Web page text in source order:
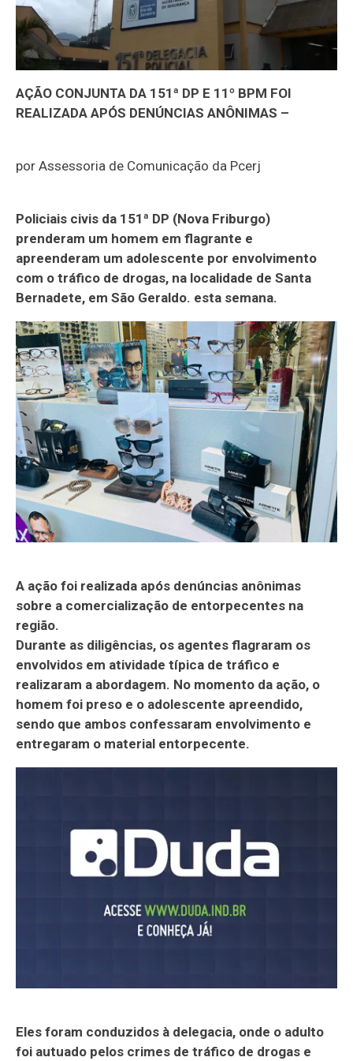
AÇÃO CONJUNTA DA 151ª DP E 11º BPM FOI
REALIZADA APÓS DENÚNCIAS ANÔNIMAS –
por Assessoria de Comunicação da Pcerj
Policiais civis da 151ª DP (Nova Friburgo)
prenderam um homem em flagrante e
apreenderam um adolescente por envolvimento
com o tráfico de drogas, na localidade de Santa
Bernadete, em São Geraldo. esta semana.
A ação foi realizada após denúncias anônimas
sobre a comercialização de entorpecentes na
região.
Durante as diligências, os agentes flagraram os
envolvidos em atividade típica de tráfico e
realizaram a abordagem. No momento da ação, o
homem foi preso e o adolescente apreendido,
sendo que ambos confessaram envolvimento e
entregaram o material entorpecente.
Eles foram conduzidos à delegacia, onde o adulto
foi autuado pelos crimes de tráfico de drogas e